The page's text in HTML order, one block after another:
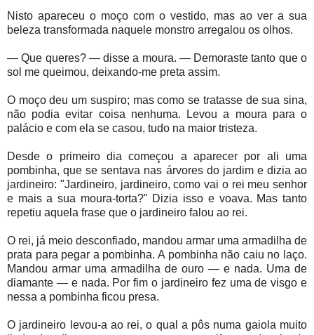
Nisto apareceu o moço com o vestido, mas ao ver a sua
beleza transformada naquele monstro arregalou os olhos.
— Que queres? — disse a moura. — Demoraste tanto que o
sol me queimou, deixando-me preta assim.
O moço deu um suspiro; mas como se tratasse de sua sina,
não podia evitar coisa nenhuma. Levou a moura para o
palácio e com ela se casou, tudo na maior tristeza.
Desde o primeiro dia começou a aparecer por ali uma
pombinha, que se sentava nas árvores do jardim e dizia ao
jardineiro: "Jardineiro, jardineiro, como vai o rei meu senhor
e mais a sua moura-torta?" Dizia isso e voava. Mas tanto
repetiu aquela frase que o jardineiro falou ao rei.
O rei, já meio desconfiado, mandou armar uma armadilha de
prata para pegar a pombinha. A pombinha não caiu no laço.
Mandou armar uma armadilha de ouro — e nada. Uma de
diamante — e nada. Por fim o jardineiro fez uma de visgo e
nessa a pombinha ficou presa.
O jardineiro levou-a ao rei, o qual a pôs numa gaiola muito